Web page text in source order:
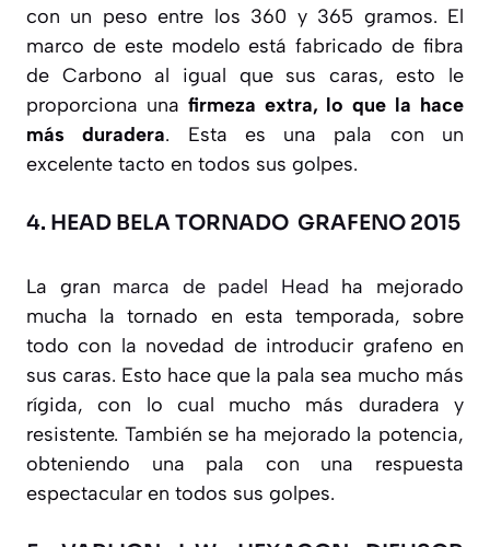
con un peso entre los 360 y 365 gramos. El
marco de este modelo está fabricado de fibra
de Carbono al igual que sus caras, esto le
proporciona una firmeza extra, lo que la hace
más duradera. Esta es una pala con un
excelente tacto en todos sus golpes.
4. HEAD BELA TORNADO GRAFENO 2015
La gran marca de padel Head ha mejorado
mucha la tornado en esta temporada, sobre
todo con la novedad de introducir grafeno en
sus caras. Esto hace que la pala sea mucho más
rígida, con lo cual mucho más duradera y
resistente. También se ha mejorado la potencia,
obteniendo una pala con una respuesta
espectacular en todos sus golpes.